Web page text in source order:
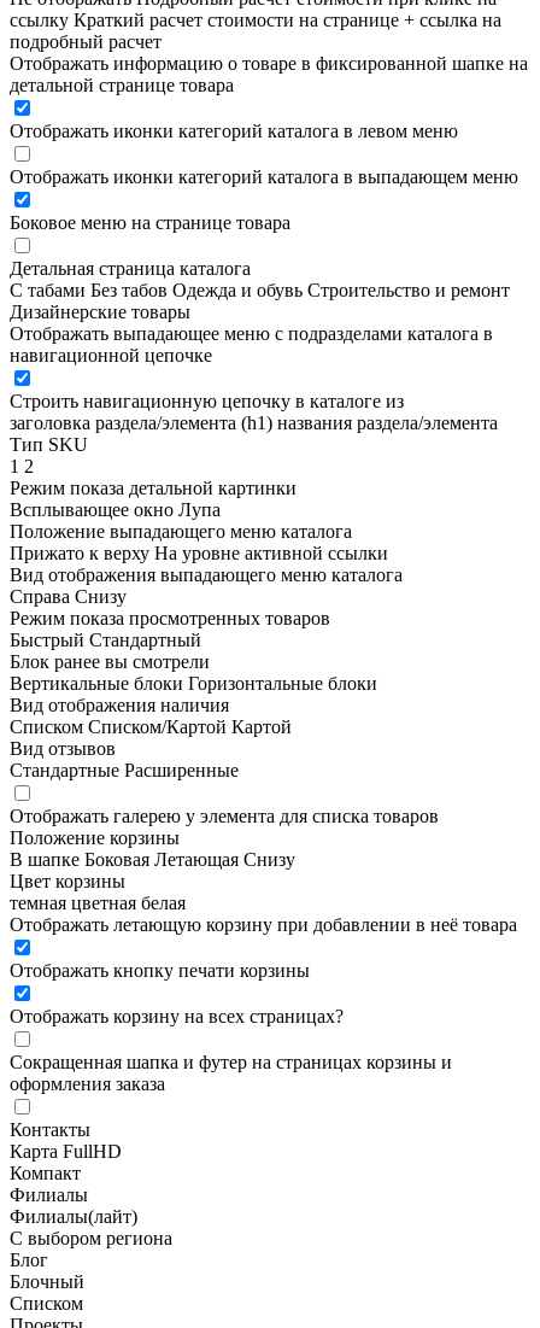
ссылку Краткий расчет стоимости на странице + ссылка на
подробный расчет
Отображать информацию о товаре в фиксированной шапке на
детальной странице товара
Отображать иконки категорий каталога в левом меню
Отображать иконки категорий каталога в выпадающем меню
Боковое меню на странице товара
Детальная страница каталога
С табами Без табов Одежда и обувь Строительство и ремонт
Дизайнерские товары
Отображать выпадающее меню с подразделами каталога в
навигационной цепочке
Строить навигационную цепочку в каталоге из
заголовка раздела/элемента (h1) названия раздела/элемента
Тип SKU
1 2
Режим показа детальной картинки
Всплывающее окно Лупа
Положение выпадающего меню каталога
Прижато к верху На уровне активной ссылки
Вид отображения выпадающего меню каталога
Справа Снизу
Режим показа просмотренных товаров
Быстрый Стандартный
Блок ранее вы смотрели
Вертикальные блоки Горизонтальные блоки
Вид отображения наличия
Списком Списком/Картой Картой
Вид отзывов
Стандартные Расширенные
Отображать галерею у элемента для списка товаров
Положение корзины
В шапке Боковая Летающая Снизу
Цвет корзины
темная цветная белая
Отображать летающую корзину при добавлении в неё товара
Отображать кнопку печати корзины
Отображать корзину на всех страницах?
Сокращенная шапка и футер на страницах корзины и
оформления заказа
Контакты
Карта FullHD
Компакт
Филиалы
Филиалы(лайт)
С выбором региона
Блог
Блочный
Списком